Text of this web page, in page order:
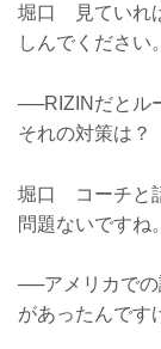
堀口 見ていれ
しんでください。
──RIZINだとル
それの対策は？
堀口 コーチと
問題ないですね。
──アメリカでの
があったんです